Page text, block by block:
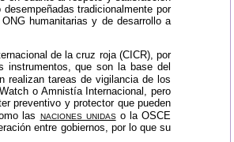
tradicionalmente por
ONG humanitarias y de desarrollo a
de lacruz roja (CICR), por
instrumentos, que son la base del
realizan tareas de vigilancia de los
o Amnistía Internacional, pero
preventivo y protector que pueden
las naciones unidaso la OSCE
entre gobiernos, por lo que su